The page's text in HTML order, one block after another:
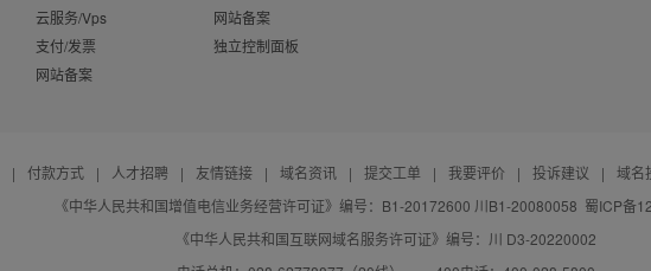
云服务/Vps
支付/发票
网站备案
网站备案
独立控制面板
| 付款方式 | 人才招聘 | 友情链接 | 域名资讯 | 提交工单 | 我要评价 | 投诉建议 |
域名
《中华人民共和国增值电信业务经营许可证》编号：B1-20172600 川B1-20080058 蜀ICP备
《中华人民共和国互联网域名服务许可证》编号：川 D3-20220002